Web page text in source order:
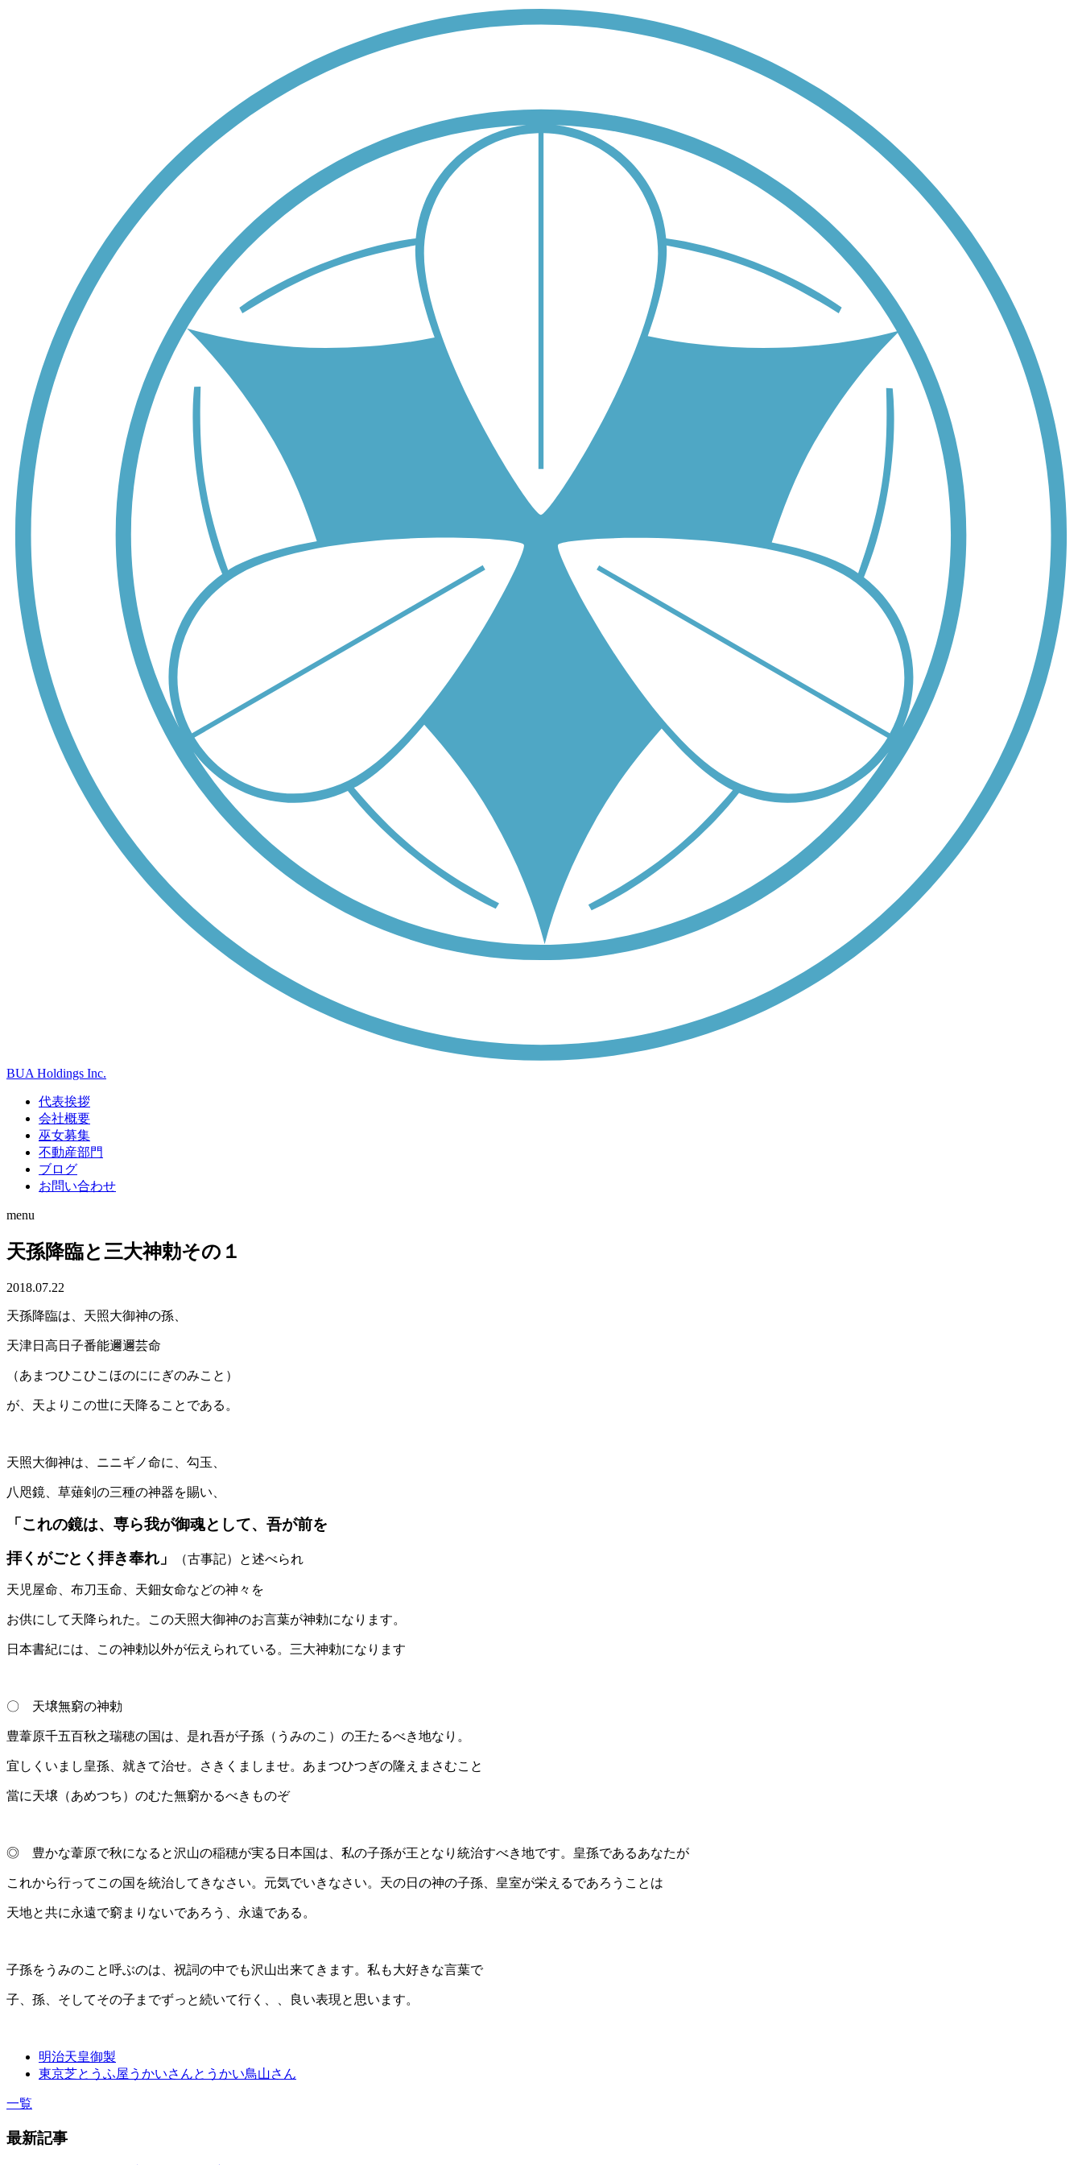
BUA Holdings Inc.
代表挨拶
会社概要
巫女募集
不動産部門
ブログ
お問い合わせ
menu
天孫降臨と三大神勅その１
2018.07.22
天孫降臨は、天照大御神の孫、
天津日高日子番能邇邇芸命
（あまつひこひこほのににぎのみこと）
が、天よりこの世に天降ることである。
天照大御神は、ニニギノ命に、勾玉、
八咫鏡、草薙剣の三種の神器を賜い、
「これの鏡は、専ら我が御魂として、吾が前を
拝くがごとく拝き奉れ」
（古事記）と述べられ
天児屋命、布刀玉命、天鈿女命などの神々を
お供にして天降られた。この天照大御神のお言葉が神勅になります。
日本書紀には、この神勅以外が伝えられている。三大神勅になります
〇 天壌無窮の神勅
豊葦原千五百秋之瑞穂の国は、是れ吾が子孫（うみのこ）の王たるべき地なり。
宜しくいまし皇孫、就きて治せ。さきくましませ。あまつひつぎの隆えまさむこと
當に天壌（あめつち）のむた無窮かるべきものぞ
◎ 豊かな葦原で秋になると沢山の稲穂が実る日本国は、私の子孫が王となり統治すべき地です。皇孫であるあなたが
これから行ってこの国を統治してきなさい。元気でいきなさい。天の日の神の子孫、皇室が栄えるであろうことは
天地と共に永遠で窮まりないであろう、永遠である。
子孫をうみのこと呼ぶのは、祝詞の中でも沢山出来てきます。私も大好きな言葉で
子、孫、そしてその子までずっと続いて行く、、良い表現と思います。
明治天皇御製
東京芝とうふ屋うかいさんとうかい鳥山さん
一覧
最新記事